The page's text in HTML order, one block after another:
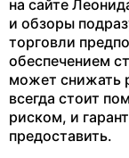
на сайте
и обзоры
торговли
обеспечением
может снижать
всегда стоит
риском, и
предоставить.